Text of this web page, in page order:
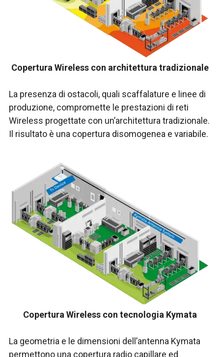
Copertura Wireless con architettura tradizionale
La presenza di ostacoli, quali scaffalature e linee di
produzione, compromette le prestazioni di reti
Wireless progettate con un’architettura tradizionale.
Il risultato è una copertura disomogenea e variabile.
Copertura Wireless con tecnologia Kymata
La geometria e le dimensioni dell’antenna Kymata
permettono una copertura radio capillare ed